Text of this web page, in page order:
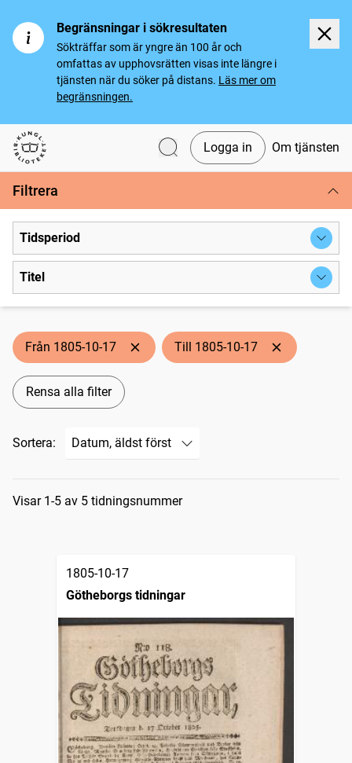
Begränsningar i sökresultaten
Sökträffar som är yngre än 100 år och
omfattas av upphovsrätten visas inte längre i
tjänsten när du söker på distans. Läs mer om
begränsningen.
Svenska tidningar
Logga in Om tjänsten
Filtrera
Tidsperiod
Titel
Från 1805-10-17 Till 1805-10-17
Rensa alla filter
Sortera:
Sökresultat
Visar 1-5 av 5 tidningsnummer
1805-10-17
Götheborgs tidningar